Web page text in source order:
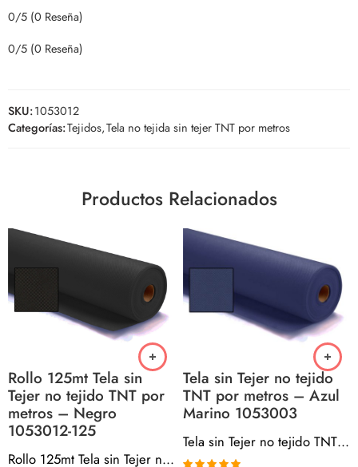
0/5 (0 Reseña)
0/5 (0 Reseña)
SKU:1053012
Categorías:Tejidos,Tela no tejida sin tejer TNT por metros
Productos Relacionados
Rollo 125mt Tela sin
Tejer no tejido TNT por
metros – Negro
1053012-125
Rollo 125mt Tela sin Tejer no tejido TNT por metros – Negro 1053012-125
Tela sin Tejer no tejido
TNT por metros – Azul
Marino 1053003
Tela sin Tejer no tejido TNT por metros – Azul Marino 1053003